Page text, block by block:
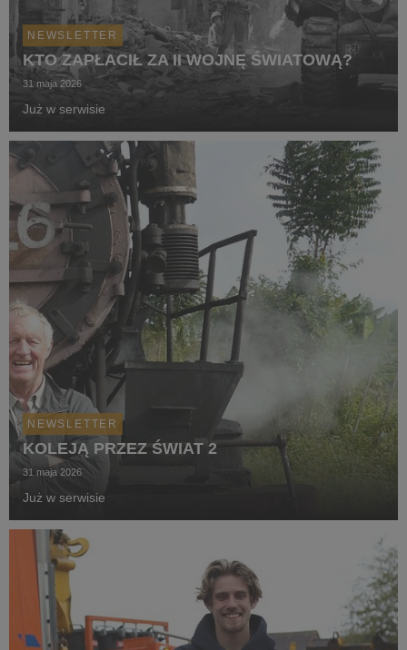
NEWSLETTER
KTO ZAPŁACIŁ ZA II WOJNĘ ŚWIATOWĄ?
31 maja 2026
Już w serwisie
NEWSLETTER
KOLEJĄ PRZEZ ŚWIAT 2
31 maja 2026
Już w serwisie